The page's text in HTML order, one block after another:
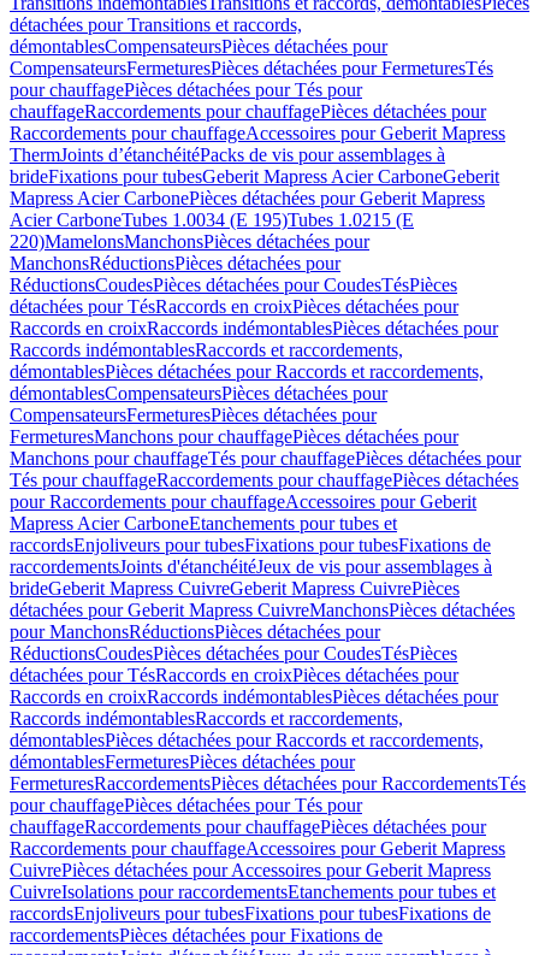
détachées pour Transitions et raccords,
démontablesCompensateursPièces détachées pour
CompensateursFermeturesPièces détachées pour FermeturesTés
pour chauffagePièces détachées pour Tés pour
chauffageRaccordements pour chauffagePièces détachées pour
Raccordements pour chauffageAccessoires pour Geberit Mapress
ThermJoints d’étanchéitéPacks de vis pour assemblages à
brideFixations pour tubesGeberit Mapress Acier CarboneGeberit
Mapress Acier CarbonePièces détachées pour Geberit Mapress
Acier CarboneTubes 1.0034 (E 195)Tubes 1.0215 (E
220)MamelonsManchonsPièces détachées pour
ManchonsRéductionsPièces détachées pour
RéductionsCoudesPièces détachées pour CoudesTésPièces
détachées pour TésRaccords en croixPièces détachées pour
Raccords en croixRaccords indémontablesPièces détachées pour
Raccords indémontablesRaccords et raccordements,
démontablesPièces détachées pour Raccords et raccordements,
démontablesCompensateursPièces détachées pour
CompensateursFermeturesPièces détachées pour
FermeturesManchons pour chauffagePièces détachées pour
Manchons pour chauffageTés pour chauffagePièces détachées pour
Tés pour chauffageRaccordements pour chauffagePièces détachées
pour Raccordements pour chauffageAccessoires pour Geberit
Mapress Acier CarboneEtanchements pour tubes et
raccordsEnjoliveurs pour tubesFixations pour tubesFixations de
raccordementsJoints d'étanchéitéJeux de vis pour assemblages à
brideGeberit Mapress CuivreGeberit Mapress CuivrePièces
détachées pour Geberit Mapress CuivreManchonsPièces détachées
pour ManchonsRéductionsPièces détachées pour
RéductionsCoudesPièces détachées pour CoudesTésPièces
détachées pour TésRaccords en croixPièces détachées pour
Raccords en croixRaccords indémontablesPièces détachées pour
Raccords indémontablesRaccords et raccordements,
démontablesPièces détachées pour Raccords et raccordements,
démontablesFermeturesPièces détachées pour
FermeturesRaccordementsPièces détachées pour RaccordementsTés
pour chauffagePièces détachées pour Tés pour
chauffageRaccordements pour chauffagePièces détachées pour
Raccordements pour chauffageAccessoires pour Geberit Mapress
CuivrePièces détachées pour Accessoires pour Geberit Mapress
CuivreIsolations pour raccordementsEtanchements pour tubes et
raccordsEnjoliveurs pour tubesFixations pour tubesFixations de
raccordementsPièces détachées pour Fixations de